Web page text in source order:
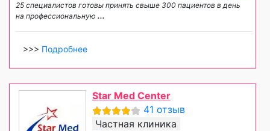
25 специалистов готовы принять свыше 300 пациентов в день
на профессиональную ...
>>> Подробнее
Star Med Center
41 отзыв
Частная клиника